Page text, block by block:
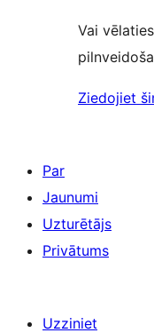
Vai
Ziedojiet
Par
Jaunumi
Uzturētājs
Privātums
Uzziniet